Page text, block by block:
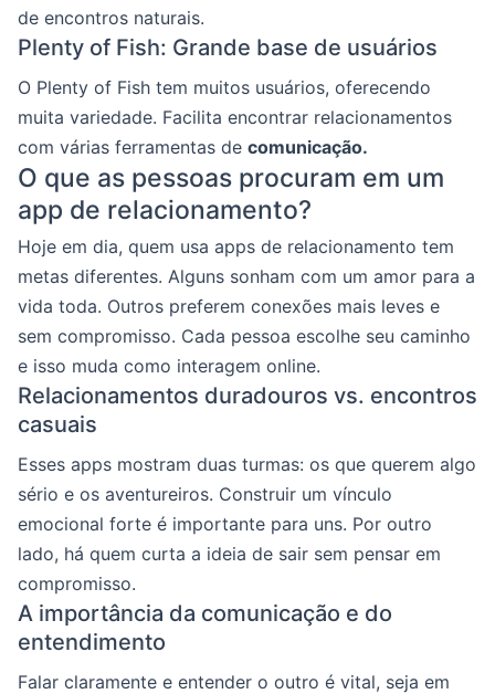
de encontros naturais.
Plenty of Fish: Grande base de usuários
O Plenty of Fish tem muitos usuários, oferecendo
muita variedade. Facilita encontrar relacionamentos
com várias ferramentas de comunicação.
O que as pessoas procuram em um
app de relacionamento?
Hoje em dia, quem usa apps de relacionamento tem
metas diferentes. Alguns sonham com um amor para a
vida toda. Outros preferem conexões mais leves e
sem compromisso. Cada pessoa escolhe seu caminho
e isso muda como interagem online.
Relacionamentos duradouros vs. encontros
casuais
Esses apps mostram duas turmas: os que querem algo
sério e os aventureiros. Construir um vínculo
emocional forte é importante para uns. Por outro
lado, há quem curta a ideia de sair sem pensar em
compromisso.
A importância da comunicação e do
entendimento
Falar claramente e entender o outro é vital, seja em